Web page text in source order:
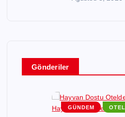
Gönderiler
GÜNDEM OTEL